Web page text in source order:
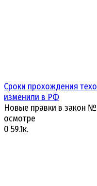
Сроки прохождения
изменили в РФ
Новые правки в закон
осмотре
0 59.1к.